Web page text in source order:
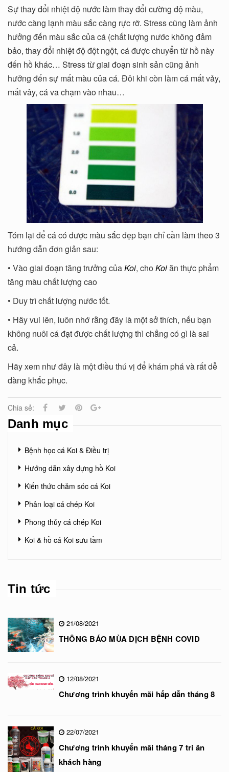
Sự thay đổi nhiệt độ nước làm thay đổi cường độ màu,
nước càng lạnh màu sắc càng rực rỡ. Stress cũng làm ảnh
hưởng đến màu sắc của cá (chất lượng nước không đảm
bảo, thay đổi nhiệt độ đột ngột, cá được chuyển từ hồ này
đến hồ khác… Stress từ giai đoạn sinh sản cũng ảnh
hưởng đến sự mất màu của cá. Đôi khi còn làm cá mất vảy,
mất vây, cá va chạm vào nhau…
Tóm lại để cá có được màu sắc đẹp bạn chỉ cần làm theo 3
hướng dẫn đơn giản sau:
• Vào giai đoạn tăng trưởng củaKoi, choKoiăn thực phẩm
tăng màu chất lượng cao
• Duy trì chất lượng nước tốt.
• Hãy vui lên, luôn nhớ rằng đây là một sở thích, nếu bạn
không nuôi cá đạt được chất lượng thì chẳng có gì là sai
cả.
Hãy xem như đây là một điều thú vị để khám phá và rất dễ
dàng khắc phục.
Chia sẻ:
Danh mục
Bệnh học cá Koi & Điều trị
Hướng dẫn xây dựng hồ Koi
Kiến thức chăm sóc cá Koi
Phân loại cá chép Koi
Phong thủy cá chép Koi
Koi & hồ cá Koi sưu tầm
Tin tức
21/08/2021
THÔNG BÁO MÙA DỊCH BỆNH COVID
12/08/2021
Chương trình khuyến mãi hấp dẫn tháng 8
22/07/2021
Chương trình khuyến mãi tháng 7 tri ân
khách hàng